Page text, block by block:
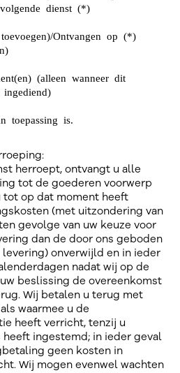
dienst (*)
Ontvangen op (*)
(alleen wanneer dit
toepassing is.
herroept, ontvangt u alle
tot de goederen voorwerp
tot op dat moment heeft
(met uitzondering van
gevolge van uw keuze voor
dan de door ons geboden
onverwijld en in ieder
nadat wij op de
beslissing de overeenkomst
Wij betalen u terug met
waarmee u de
heeft verricht, tenzij u
ingestemd; in ieder geval
geen kosten in
Wij mogen evenwel wachten